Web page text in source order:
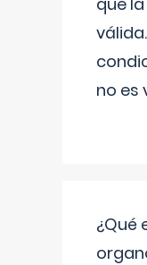
no es
¿Qué